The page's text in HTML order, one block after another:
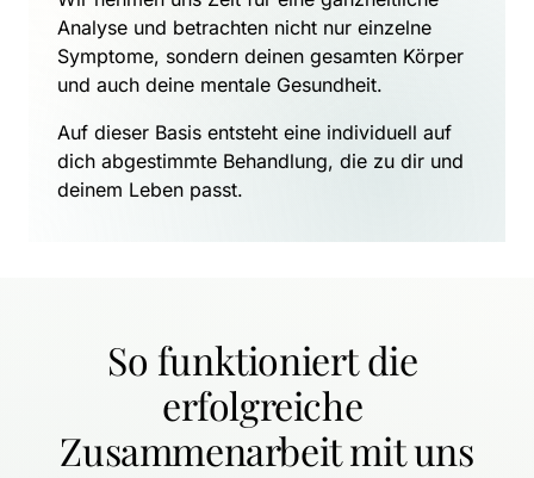
Analyse und betrachten nicht nur einzelne
Symptome, sondern deinen gesamten Körper
und auch deine mentale Gesundheit.
Auf dieser Basis entsteht eine individuell auf
dich abgestimmte Behandlung, die zu dir und
deinem Leben passt.
So funktioniert die
erfolgreiche
Zusammenarbeit mit uns